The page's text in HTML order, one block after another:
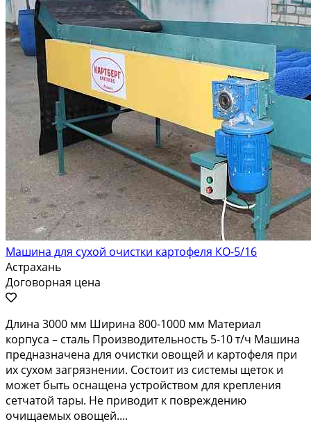
Машина для сухой очистки картофеля КО-5/16
Астрахань
Договорная цена
Длина 3000 мм Ширина 800-1000 мм Материал
корпуса – сталь Производительность 5-10 т/ч Машина
предназначена для очистки овощей и картофеля при
их сухом загрязнении. Состоит из системы щеток и
может быть оснащена устройством для крепления
сетчатой тары. Не приводит к повреждению
очищаемых овощей....